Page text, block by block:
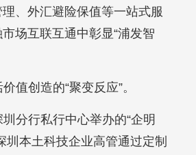
、外汇避险保值等一站式服
场互联互通中彰显“浦发智
值创造的“聚变反应”。
分行私行中心举办的“企明
圳本土科技企业高管通过定制